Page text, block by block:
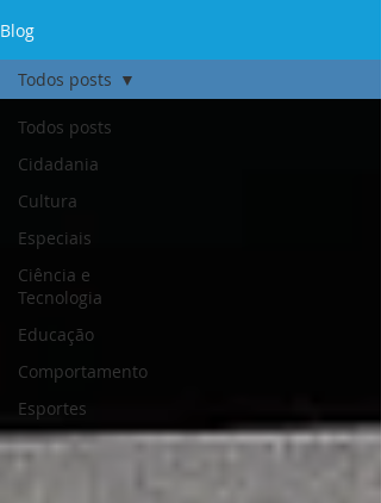
Blog
Todos posts
Cidadania
Cultura
Especiais
Ciência e
Tecnologia
Educação
Comportamento
Esportes
Todos posts